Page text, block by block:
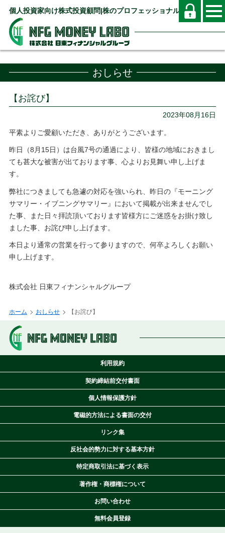
個人投資家向け株式投資顧問|株のプロフェッショナル
おしらせ
【お詫び】
2023年08月16日
平素よりご愛顧いただき、ありがとうございます。
昨日（8月15日）は台風7号の通過により、皆様の地域におきまし
ても甚大な被害が出ております事、心よりお見舞い申し上げま
す。
弊社につきましても急遽の対応を強いられ、昨日の『モーニング
サマリー・イブニングサマリー』において掲載が出来ませんでし
た事、また日々拝読頂いております皆様方にご迷惑をお掛け致し
ました事、お詫び申し上げます。
本日より通常の営業を行って参りますので、何卒よろしくお願い
申し上げます。
株式会社 日東フィナンシャルグループ
ホーム おしらせ 【お詫び】
利用規約
契約締結前交付書面
個人情報保護方針
電磁的方法による書面の交付
リンク集
反社会的勢力に対する基本方針
特定商取引法に基づく表示
著作権・商標権について
お問い合わせ
無料会員登録